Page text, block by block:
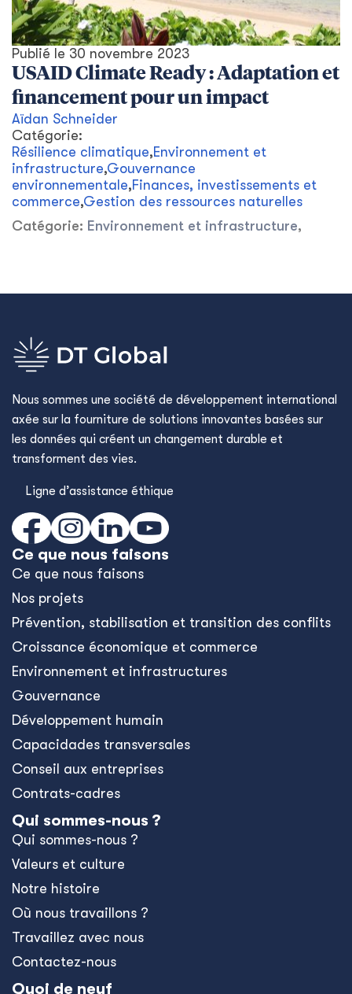
Publié le 30 novembre 2023
USAID Climate Ready : Adaptation et
financement pour un impact
Aïdan Schneider
Catégorie:
Résilience climatique,Environnement et
infrastructure,Gouvernance
environnementale,Finances, investissements et
commerce,Gestion des ressources naturelles
Catégorie: Environnement et infrastructure,
Nous sommes une société de développement international
axée sur la fourniture de solutions innovantes basées sur
les données qui créent un changement durable et
transforment des vies.
Ligne d’assistance éthique
Ce que nous faisons
Ce que nous faisons
Nos projets
Prévention, stabilisation et transition des conflits
Croissance économique et commerce
Environnement et infrastructures
Gouvernance
Développement humain
Capacidades transversales
Conseil aux entreprises
Contrats-cadres
Qui sommes-nous ?
Qui sommes-nous ?
Valeurs et culture
Notre histoire
Où nous travaillons ?
Travaillez avec nous
Contactez-nous
Quoi de neuf